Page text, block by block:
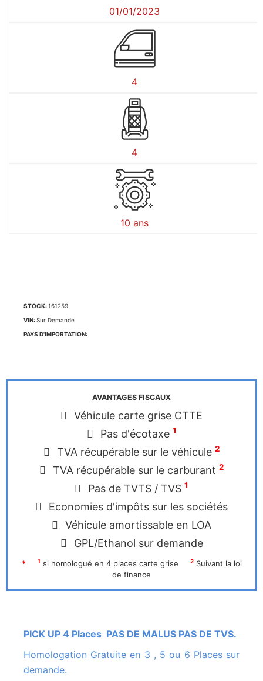
01/01/2023
4
4
10 ans
STOCK:161259
VIN:Sur Demande
PAYS D'IMPORTATION:
AVANTAGES FISCAUX
Véhicule carte grise CTTE
Pas d'écotaxe 1
TVA récupérable sur le véhicule 2
TVA récupérable sur le carburant 2
Pas de TVTS / TVS 1
Economies d'impôts sur les sociétés
Véhicule amortissable en LOA
GPL/Ethanol sur demande
* 1 si homologué en 4 places carte grise 2 Suivant la loi
de finance
PICK UP 4 Places PAS DE MALUS PAS DE TVS.
Homologation Gratuite en 3 , 5 ou 6 Places sur
demande.